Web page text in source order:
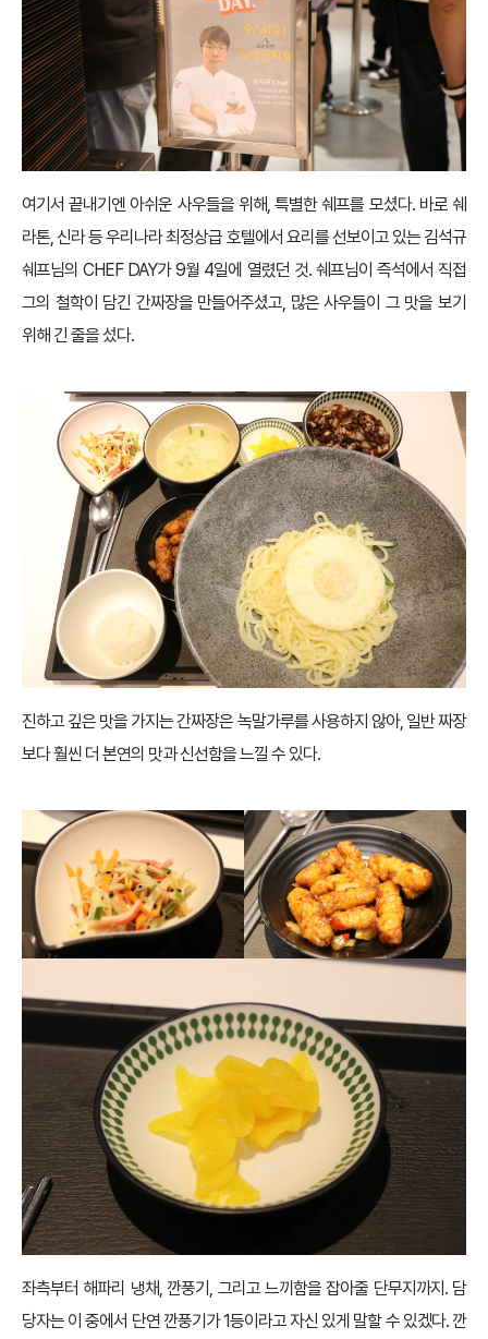
여기서 끝내기엔 아쉬운 사우들을 위해, 특별한 쉐프를 모셨다. 바로 쉐
라톤, 신라 등 우리나라 최정상급 호텔에서 요리를 선보이고 있는 김석규
쉐프님의 CHEF DAY가 9월 4일에 열렸던 것. 쉐프님이 즉석에서 직접
그의 철학이 담긴 간짜장을 만들어주셨고, 많은 사우들이 그 맛을 보기
위해 긴 줄을 섰다.
진하고 깊은 맛을 가지는 간짜장은 녹말가루를 사용하지 않아, 일반 짜장
보다 훨씬 더 본연의 맛과 신선함을 느낄 수 있다.
좌측부터 해파리 냉채, 깐풍기, 그리고 느끼함을 잡아줄 단무지까지. 담
당자는 이 중에서 단연 깐풍기가 1등이라고 자신 있게 말할 수 있겠다. 깐